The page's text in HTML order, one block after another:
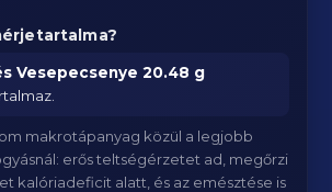
Vesepecsenye 20.48 g
makrotápanyag közül a legjobb
erős teltségérzetet ad, megőrzi
kalóriadeficit alatt, és az emésztése is